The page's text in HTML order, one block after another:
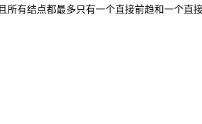
有结点都最多只有一个直接前趋和一个直接